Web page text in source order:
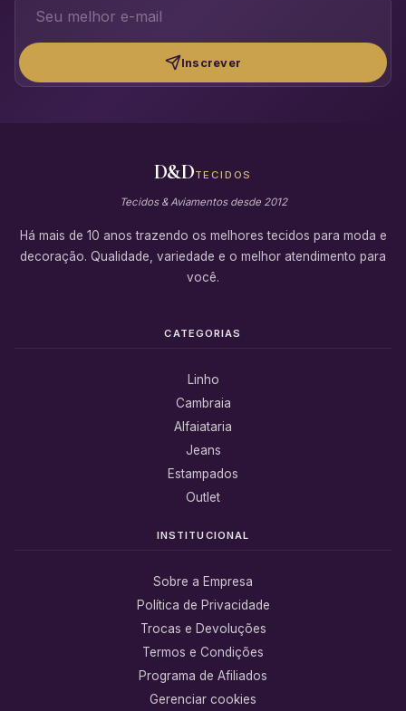
Inscrever
D&DTECIDOS
Tecidos & Aviamentos desde 2012
Há mais de 10 anos trazendo os melhores tecidos para moda e
decoração. Qualidade, variedade e o melhor atendimento para
você.
CATEGORIAS
Linho
Cambraia
Alfaiataria
Jeans
Estampados
Outlet
INSTITUCIONAL
Sobre a Empresa
Política de Privacidade
Trocas e Devoluções
Termos e Condições
Programa de Afiliados
Gerenciar cookies